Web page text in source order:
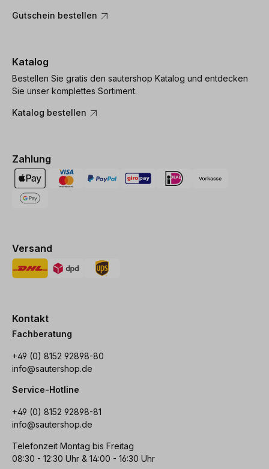
Gutschein bestellen
Katalog
Bestellen Sie gratis den sautershop Katalog und entdecken
Sie unser komplettes Sortiment.
Katalog bestellen
Zahlung
Versand
Kontakt
Fachberatung
+49 (0) 8152 92898-80
info@sautershop.de
Service-Hotline
+49 (0) 8152 92898-81
info@sautershop.de
Telefonzeit Montag bis Freitag
08:30 - 12:30 Uhr & 14:00 - 16:30 Uhr